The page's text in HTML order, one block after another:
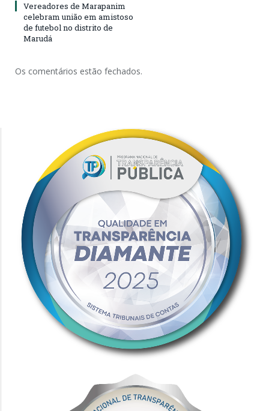
Vereadores de Marapanim
celebram união em amistoso
de futebol no distrito de
Marudá
Os comentários estão fechados.